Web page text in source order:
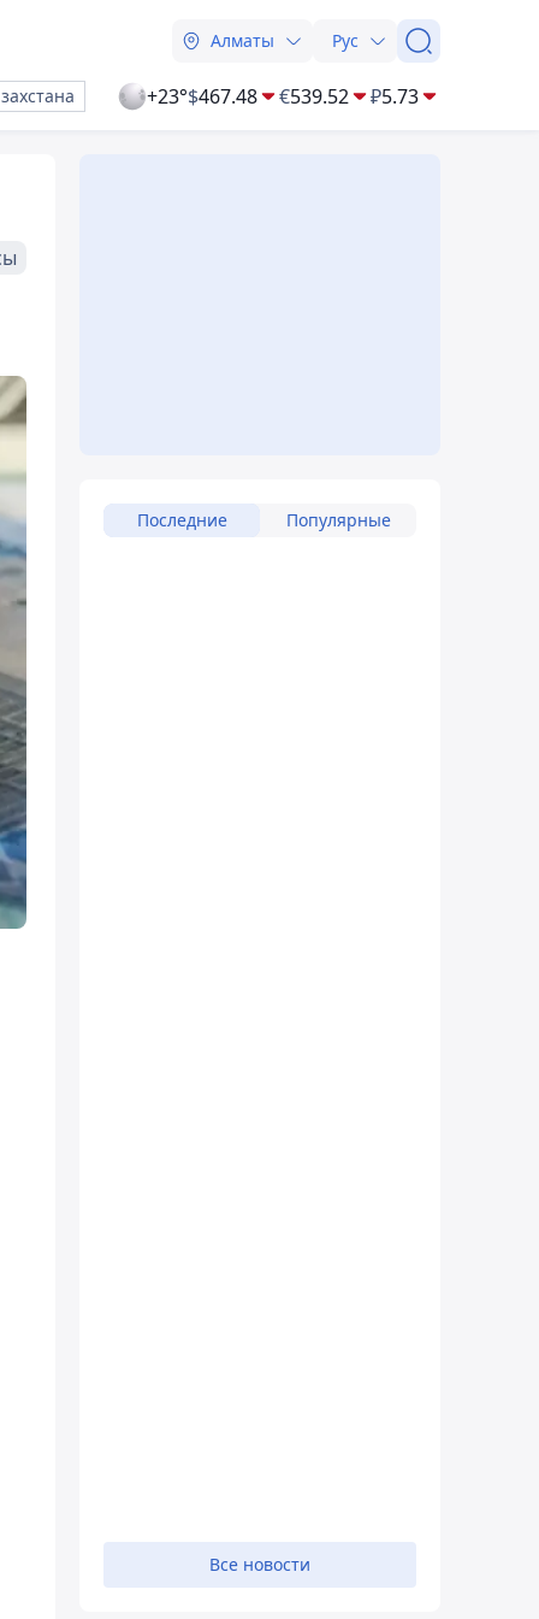
Алматы Рус
+23°$467.48 €539.52 ₽5.73
Последние Популярные
Все новости